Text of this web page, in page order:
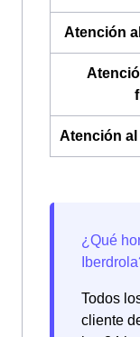
Atención
Atención al
Todos
cliente